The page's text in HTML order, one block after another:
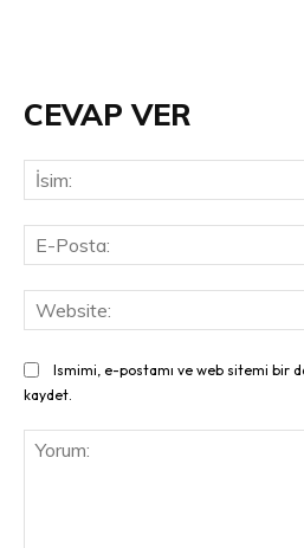
CEVAP VER
Ismimi, e-postamı ve web sitemi bir
kaydet.